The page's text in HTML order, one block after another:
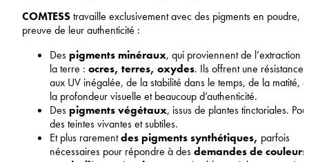
COMTESStravaille exclusivement avec des pigments en poudre,
preuve de leur authenticité :
Despigments minéraux, qui proviennent de l’extraction
la terre : ocres, terres, oxydes. Ils offrent une résistance
aux UV inégalée, de la stabilité dans le temps, de la matité,
la profondeur visuelle et beaucoup d’authenticité.
Despigments végétaux, issus de plantes tinctoriales.
des teintes vivantes et subtiles.
Et plus rarementdes pigments synthétiques, parfois
nécessaires pour répondre à desdemandes de couleurs